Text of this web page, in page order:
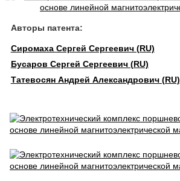
Авторы патента:
Сиромаха Сергей Сергеевич (RU)
Бусаров Сергей Сергеевич (RU)
Татевосян Андрей Александрович (RU)